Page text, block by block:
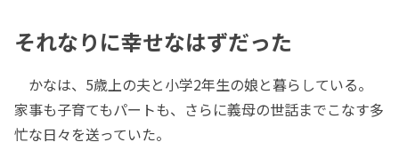
それなりに幸せなはずだった
かなは、5歳上の夫と小学2年生の娘と暮らしている。
家事も子育てもパートも、さらに義母の世話までこなす多
忙な日々を送っていた。